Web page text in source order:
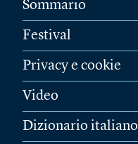
Sommario
Festival
Privacy e cookie
Video
Dizionario italiano